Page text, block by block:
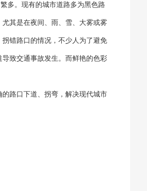
多。现有的城市道路多为黑色路
其是在夜间、雨、雪、大雾或雾
错路口的情况，不少人为了避免
致交通事故发生。而鲜艳的色彩
路口下道、拐弯，解决现代城市